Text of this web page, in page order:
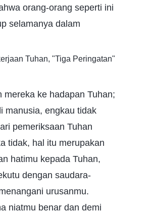
orang-orang seperti ini
selamanya dalam
Tuhan, "Tiga Peringatan"
ke hadapan Tuhan;
manusia, engkau tidak
pemeriksaan Tuhan
tidak, hal itu merupakan
hatimu kepada Tuhan,
dengan saudara-
urusanmu.
niatmu benar dan demi